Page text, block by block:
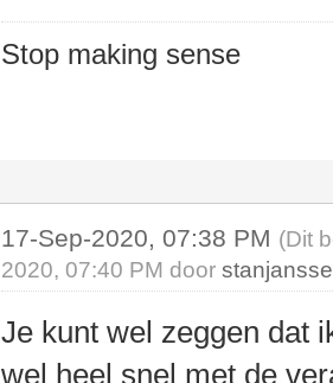
Stop making sense
17-Sep-2020, 07:38 PM (Dit
2020, 07:40 PM door
Je kunt wel zeggen dat
wel heel snel met de